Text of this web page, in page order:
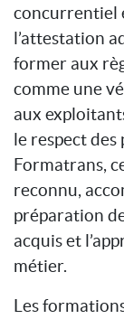
concurrentiel
l’attestation
former aux
comme une
aux
le respect des
Formatrans,
reconnu,
préparation
acquis et
métier.
Les